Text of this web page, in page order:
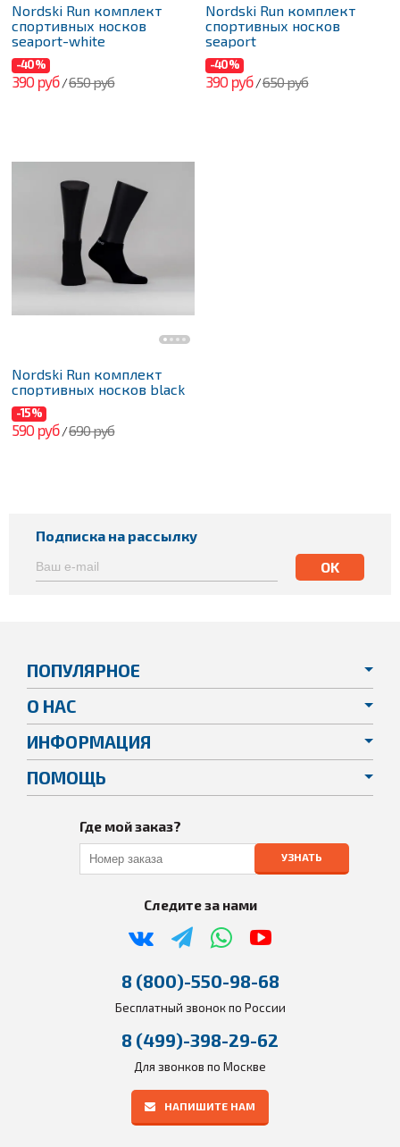
Nordski Run комплект
спортивных носков
seaport-white
-40%
390 руб/650 руб
Nordski Run комплект
спортивных носков
seaport
-40%
390 руб/650 руб
Nordski Run комплект
спортивных носков black
-15%
590 руб/690 руб
Подписка на рассылку
ПОПУЛЯРНОЕ
О НАС
ИНФОРМАЦИЯ
ПОМОЩЬ
Где мой заказ?
УЗНАТЬ
Следите за нами
8 (800)-550-98-68
Бесплатный звонок по России
8 (499)-398-29-62
Для звонков по Москве
НАПИШИТЕ НАМ